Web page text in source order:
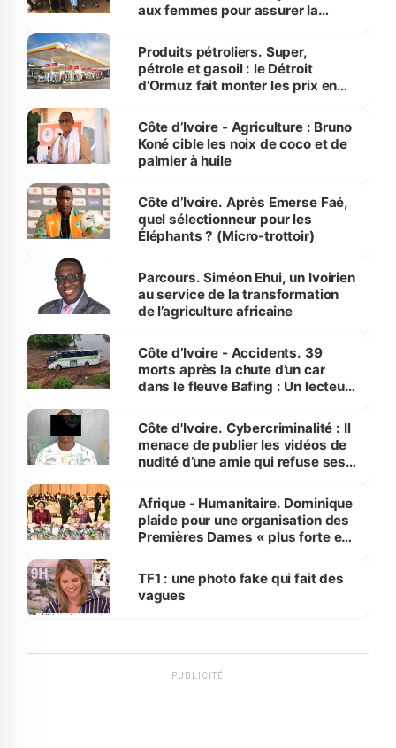
aux femmes pour assurer la
menacées
Produits pétroliers. Super,
pétrole et gasoil : le Détroit
d’Ormuz fait monter les prix en
Côte d’Ivoire - Agriculture : Bruno
Koné cible les noix de coco et de
palmier à huile
Côte d’Ivoire. Après Emerse Faé,
quel sélectionneur pour les
Éléphants ? (Micro-trottoir)
Parcours. Siméon Ehui, un Ivoirien
au service de la transformation
de l’agriculture africaine
Côte d’Ivoire - Accidents. 39
morts après la chute d’un car
dans le fleuve Bafing : Un lecteur
des Transports
Côte d'Ivoire. Cybercriminalité : Il
menace de publier les vidéos de
nudité d’une amie qui refuse ses
Afrique - Humanitaire. Dominique
plaide pour une organisation des
Premières Dames « plus forte et
sur la scène internationale »
TF1 : une photo fake qui fait des
vagues
PUBLICITÉ